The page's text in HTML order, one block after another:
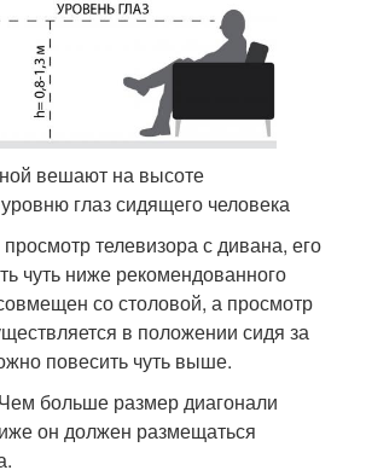
вешают на высоте
глаз сидящего человека
телевизора с дивана, его
чуть ниже рекомендованного
со столовой, а просмотр
в положении сидя за
повесить чуть выше.
больше размер диагонали
он должен размещаться